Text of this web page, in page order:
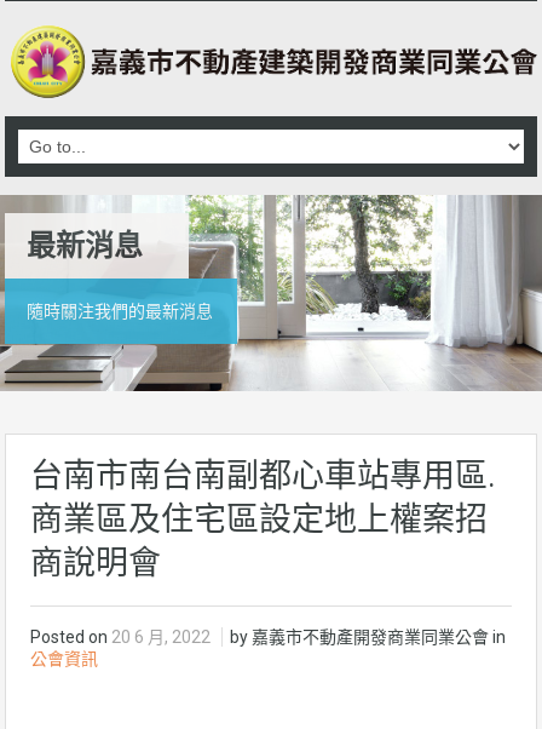
最新消息
隨時關注我們的最新消息
台南市南台南副都心車站專用區.
商業區及住宅區設定地上權案招
商說明會
Posted on 20 6 月, 2022
by 嘉義市不動產開發商業同業公會 in
公會資訊